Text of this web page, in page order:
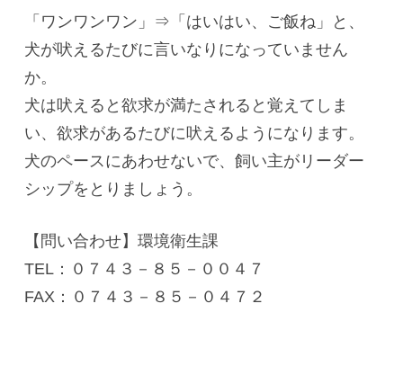
「ワンワンワン」⇒「はいはい、ご飯ね」と、
犬が吠えるたびに言いなりになっていません
か。
犬は吠えると欲求が満たされると覚えてしま
い、欲求があるたびに吠えるようになります。
犬のペースにあわせないで、飼い主がリーダー
シップをとりましょう。
【問い合わせ】環境衛生課
TEL：０７４３－８５－００４７
FAX：０７４３－８５－０４７２